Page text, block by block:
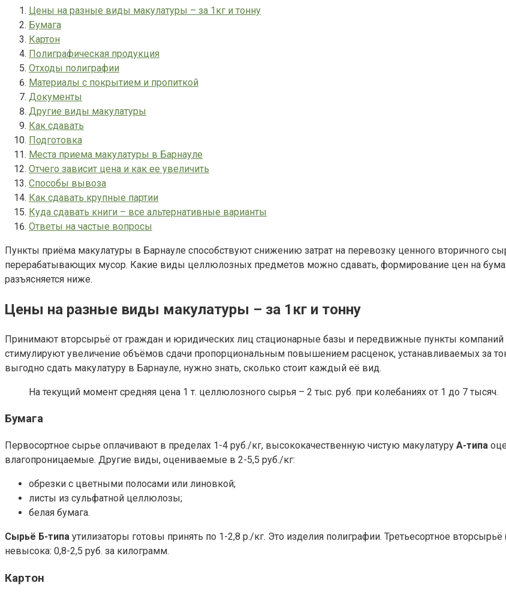
Цены на разные виды макулатуры – за 1кг и тонну
Бумага
Картон
Полиграфическая продукция
Отходы полиграфии
Материалы с покрытием и пропиткой
Документы
Другие виды макулатуры
Как сдавать
Подготовка
Места приема макулатуры в Барнауле
Отчего зависит цена и как ее увеличить
Способы вывоза
Как сдавать крупные партии
Куда сдавать книги – все альтернативные варианты
Ответы на частые вопросы
Пункты приёма макулатуры в Барнауле способствуют снижению затрат на перевозку ценного вторичного
перерабатывающих мусор. Какие виды целлюлозных предметов можно сдавать, формирование цен на
разъясняется ниже.
Цены на разные виды макулатуры – за 1кг и тонну
Принимают вторсырьё от граждан и юридических лиц стационарные базы и передвижные пункты
стимулируют увеличение объёмов сдачи пропорциональным повышением расценок, устанавливаемых за
выгодно сдать макулатуру в Барнауле, нужно знать, сколько стоит каждый её вид.
На текущий момент средняя цена 1 т. целлюлозного сырья – 2 тыс. руб. при колебаниях от 1 до 7 тысяч.
Бумага
Первосортное сырье оплачивают в пределах 1-4 руб./кг, высококачественную чистую макулатуру А-типа
влагопроницаемые. Другие виды, оцениваемые в 2-5,5 руб./кг:
обрезки с цветными полосами или линовкой;
листы из сульфатной целлюлозы;
белая бумага.
Сырьё Б-типа утилизаторы готовы принять по 1-2,8 р./кг. Это изделия полиграфии. Третьесортное
невысока: 0,8-2,5 руб. за килограмм.
Картон